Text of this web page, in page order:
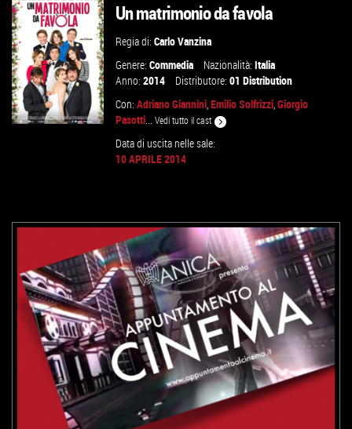
Un matrimonio da favola
Regia di:Carlo Vanzina
Genere:Commedia Nazionalità:Italia
Anno:2014 Distributore:01 Distribution
Con:Adriano Giannini,Emilio Solfrizzi,Giorgio
Pasotti...Vedi tutto il cast
Data di uscita nelle sale:
10 APRILE 2014